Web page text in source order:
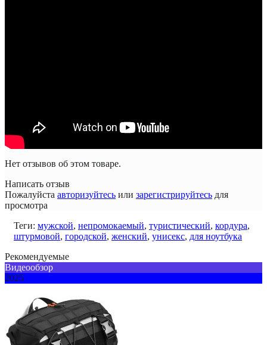
Нет отзывов об этом товаре.
Написать отзыв
Пожалуйста авторизуйтесь или зарегистрируйтесь для
просмотра
Теги: мужской, непромокаемый, туристический, кордура,
штурмовой, городской, женский, унисекс, для ноутбука
Рекомендуемые
Видеообзор
2025